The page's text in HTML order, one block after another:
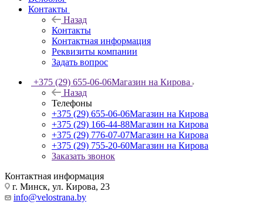
Контакты
Назад
Контакты
Контактная информация
Реквизиты компании
Задать вопрос
+375 (29) 655-06-06Магазин на Кирова
Назад
Телефоны
+375 (29) 655-06-06Магазин на Кирова
+375 (29) 166-44-88Магазин на Кирова
+375 (29) 776-07-07Магазин на Кирова
+375 (29) 755-20-60Магазин на Кирова
Заказать звонок
Контактная информация
г. Минск, ул. Кирова, 23
info@velostrana.by